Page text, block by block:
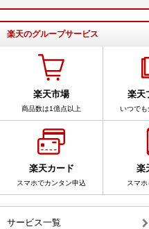
楽天のグループサービス
楽天市場
商品数は1億点以上
楽天
いつで
楽天カード
スマホでカンタン申込
楽
スマ
サービス一覧